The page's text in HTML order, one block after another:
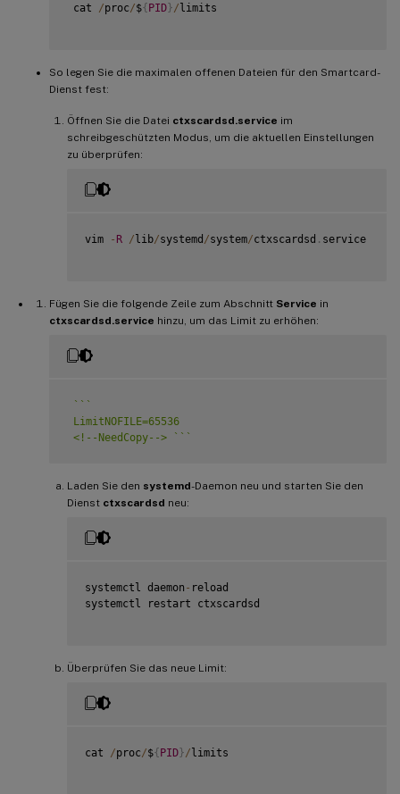
cat /proc/${PID}/limits
So legen Sie die maximalen offenen Dateien für den Smartcard-
Dienst fest:
Öffnen Sie die Datei ctxscardsd.service im
schreibgeschützten Modus, um die aktuellen Einstellungen
zu überprüfen:
vim - R /lib/systemd /system/ctxscardsd . service
Fügen Sie die folgende Zeile zum Abschnitt Service in
ctxscardsd.service hinzu, um das Limit zu erhöhen:
` ` `
LimitNOFILE=65536
<!--NeedCopy-->
` ` `
Laden Sie den systemd-Daemon neu und starten Sie den
Dienst ctxscardsd neu:
systemctl daemon - reload
systemctl restart ctxscardsd
Überprüfen Sie das neue Limit:
cat /proc/${PID}/limits